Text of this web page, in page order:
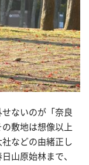
ないのが「奈良
敷地は想像以上
などの由緒正し
山原始林まで、